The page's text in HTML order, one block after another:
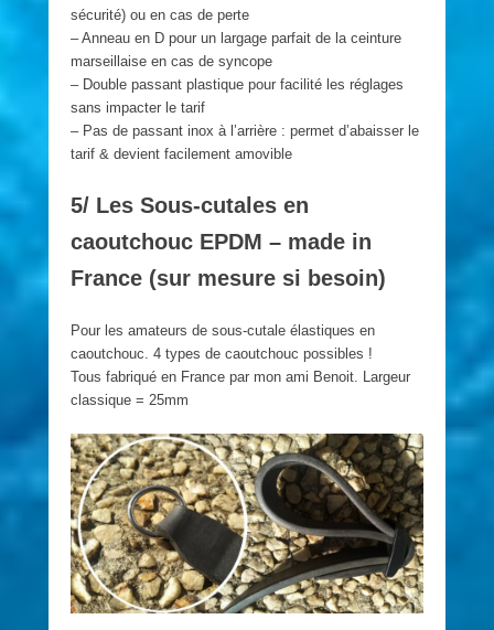
sécurité) ou en cas de perte
– Anneau en D pour un largage parfait de la ceinture
marseillaise en cas de syncope
– Double passant plastique pour facilité les réglages
sans impacter le tarif
– Pas de passant inox à l’arrière : permet d’abaisser le
tarif & devient facilement amovible
5/ Les Sous-cutales en
caoutchouc EPDM – made in
France (sur mesure si besoin)
Pour les amateurs de sous-cutale élastiques en
caoutchouc. 4 types de caoutchouc possibles !
Tous fabriqué en France par mon ami Benoit. Largeur
classique = 25mm